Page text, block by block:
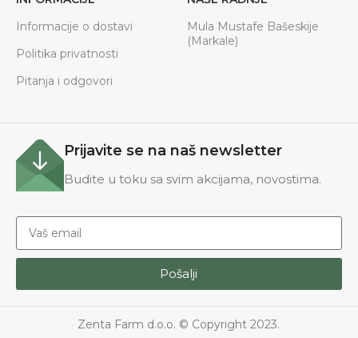
Informacije o dostavi
Politika privatnosti
Pitanja i odgovori
Mula Mustafe Bašeskije
(Markale)
Prijavite se na naš newsletter
Budite u toku sa svim akcijama, novostima.
Pošalji
Zenta Farm d.o.o. © Copyright 2023.